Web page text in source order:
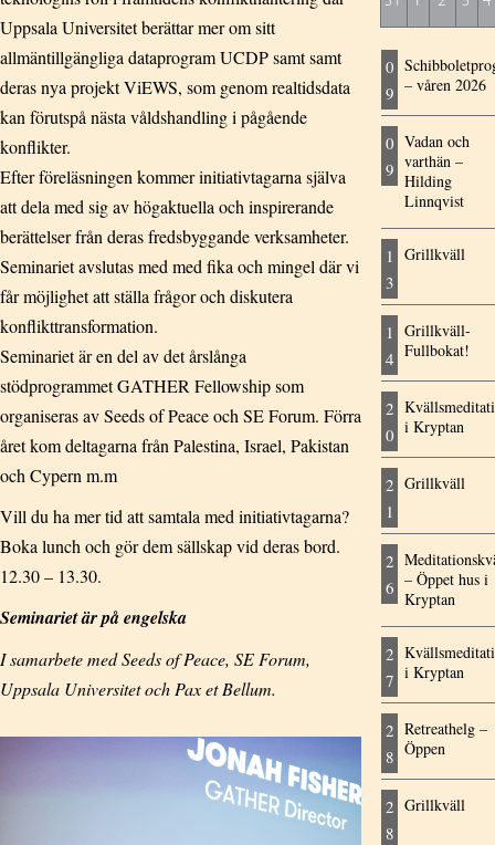
Uppsala Universitet berättar mer om sitt
allmäntillgängliga dataprogram UCDP samt samt
deras nya projekt ViEWS, som genom realtidsdata
kan förutspå nästa våldshandling i pågående
konflikter.
Efter föreläsningen kommer initiativtagarna själva
att dela med sig av högaktuella och inspirerande
berättelser från deras fredsbyggande verksamheter.
Seminariet avslutas med med fika och mingel där vi
får möjlighet att ställa frågor och diskutera
konflikttransformation.
Seminariet är en del av det årslånga
stödprogrammet GATHER Fellowship som
organiseras av Seeds of Peace och SE Forum. Förra
året kom deltagarna från Palestina, Israel, Pakistan
och Cypern m.m
Vill du ha mer tid att samtala med initiativtagarna?
Boka lunch och gör dem sällskap vid deras bord.
12.30 – 13.30.
Seminariet är på engelska
I samarbete med Seeds of Peace, SE Forum,
Uppsala Universitet och Pax et Bellum.
0
9 – våren 2026
0
9
Vadan och
varthän –
Hilding
Linnqvist
1
3
Grillkväll
1
4
Grillkväll-
Fullbokat!
2
0 i Kryptan
2
1
Grillkväll
2
6 – Öppet hus i
Kryptan
2
7 i Kryptan
2
8
Retreathelg –
Öppen
2
8
Grillkväll